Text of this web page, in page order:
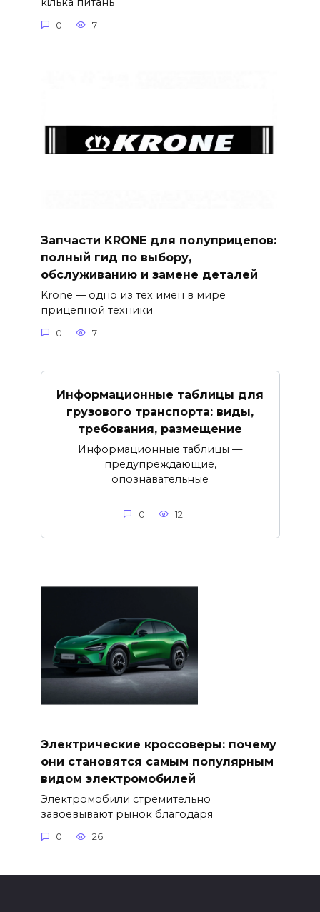
0 7
Запчасти KRONE для полуприцепов:
полный гид по выбору,
обслуживанию и замене деталей
Krone — одно из тех имён в мире
прицепной техники
0 7
Информационные таблицы для
грузового транспорта: виды,
требования, размещение
Информационные таблицы —
предупреждающие,
опознавательные
0 12
Электрические кроссоверы: почему
они становятся самым популярным
видом электромобилей
Электромобили стремительно
завоевывают рынок благодаря
0 26